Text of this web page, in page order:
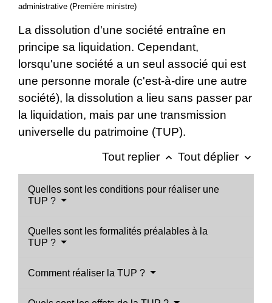
administrative (Première ministre)
La dissolution d'une société entraîne en
principe sa liquidation. Cependant,
lorsqu'une société a un seul associé qui est
une personne morale (c'est-à-dire une autre
société), la dissolution a lieu sans passer par
la liquidation, mais par une transmission
universelle du patrimoine (TUP).
Tout replier keyboard_arrow_up Tout déplier keyboard_arrow_down
Quelles sont les conditions pour réaliser une
TUP ?
Quelles sont les formalités préalables à la
TUP ?
Comment réaliser la TUP ?